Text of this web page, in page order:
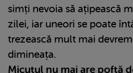
simți nevoia să ațipească
zilei, iar uneori se poate
trezească mult mai
dimineața.
Micuțul nu mai are poftă